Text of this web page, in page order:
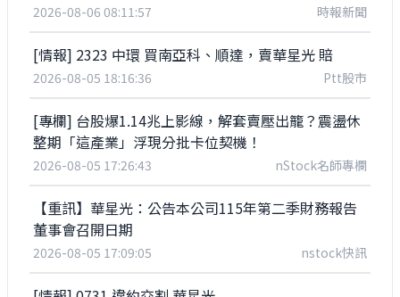
2026-08-06 08:11:57 時報新聞
[情報] 2323 中環 買南亞科、順達，賣華星光 賠
2026-08-05 18:16:36 Ptt股市
[專欄] 台股爆1.14兆上影線，解套賣壓出籠？震盪休
整期「這產業」浮現分批卡位契機！
2026-08-05 17:26:43 nStock名師專欄
【重訊】華星光：公告本公司115年第二季財務報告
董事會召開日期
2026-08-05 17:09:05 nstock快訊